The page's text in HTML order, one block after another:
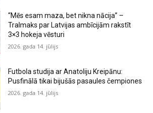
“Mēs esam maza, bet nikna nācija” –
Tralmaks par Latvijas ambīcijām rakstīt
3×3 hokeja vēsturi
2026. gada 14. jūlijs
Futbola studija ar Anatoliju Kreipānu:
Pusfinālā tikai bijušās pasaules čempiones
2026. gada 14. jūlijs